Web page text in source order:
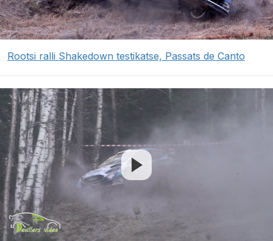
Rootsi ralli Shakedown testikatse, Passats de Canto